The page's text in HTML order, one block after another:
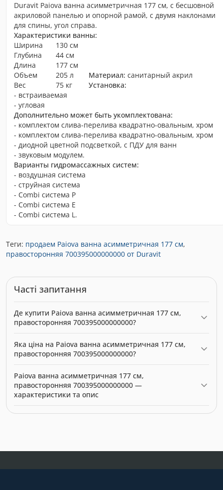
Duravit Paiova ванна асимметричная 177 см, с бесшовной
акриловой панелью и опорной рамой, с двумя наклонами
для спины, угол справа.
Характеристики ванны:
Ширина
130 см
Глубина
44 см
Длина
177 см
Объем
205 л
Вес
75 кг
Материал: санитарный акрил
Установка:
- встраиваемая
- угловая
Дополнительно может быть укомплектована:
- комплектом слива-перелива квадратно-овальным, хром
- комплектом слива-перелива квадратно-овальным, хром
- диодной цветной подсветкой, с ПДУ для ванн
- звуковым модулем.
Варианты гидромассажных систем:
- воздушная система
- струйная система
- Combi система P
- Combi система E
- Combi система L.
Теги: продаем Paiova ванна асимметричная 177 см,
правосторонняя 700395000000000 от Duravit
Часті запитання
Де купити Paiova ванна асимметричная 177 см,
правосторонняя 700395000000000?
700395000000000 можна купити в нашому інтернет-магазині
за ціною 0.00 грн. Категорія:
Яка ціна на Paiova ванна асимметричная 177 см,
правосторонняя 700395000000000?
правосторонняя 700395000000000 — 0.00 грн. Виробник:
Duravit.
Paiova ванна асимметричная 177 см,
правосторонняя 700395000000000 —
характеристики та опис